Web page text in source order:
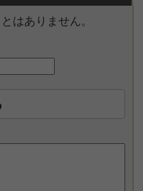
はありません。